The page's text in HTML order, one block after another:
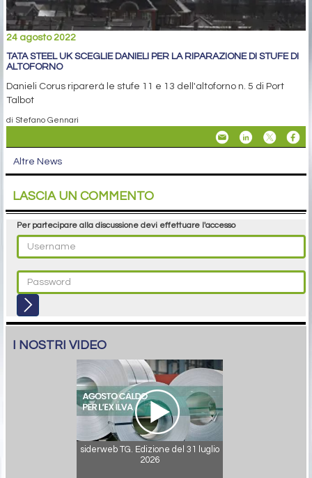
24 agosto 2022
TATA STEEL UK SCEGLIE DANIELI PER LA RIPARAZIONE DI STUFE DI
ALTOFORNO
Danieli Corus riparerà le stufe 11 e 13 dell'altoforno n. 5 di Port
Talbot
di Stefano Gennari
Altre News
LASCIA UN COMMENTO
Per partecipare alla discussione devi effettuare l'accesso
I NOSTRI VIDEO
siderweb TG. Edizione del 31 luglio
2026